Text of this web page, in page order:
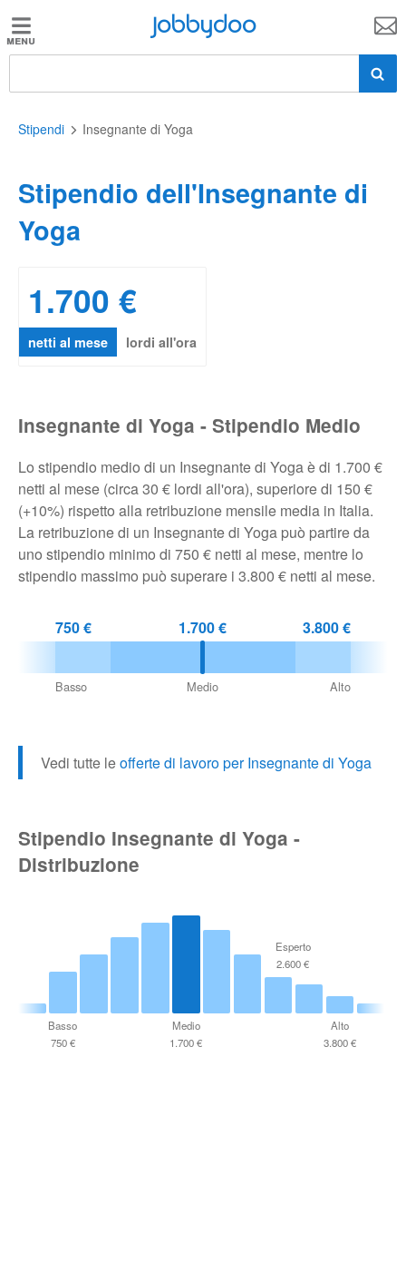
Jobbydoo
lavoro
Stipendi
Elenco
Blog
Pubblica
Offerte
Area
Aziende
Jobbydoo
Stipendi Insegnante di Yoga
Stipendio dell'Insegnante di
Yoga
1.700 €
netti al mese lordi all'ora
Insegnante di Yoga - Stipendio Medio
Lo stipendio medio di un Insegnante di Yoga è di 1.700 €
netti al mese (circa 30 € lordi all'ora), superiore di 150 €
(+10%) rispetto alla retribuzione mensile media in Italia.
La retribuzione di un Insegnante di Yoga può partire da
uno stipendio minimo di 750 € netti al mese, mentre lo
stipendio massimo può superare i 3.800 € netti al mese.
750 €
Basso
1.700 €
Medio
3.800 €
Alto
Vedi tutte leofferte di lavoro per Insegnante di Yoga
Stipendio Insegnante di Yoga -
Distribuzione
Basso
750 €
Medio
1.700 €
Esperto
2.600 €
Alto
3.800 €